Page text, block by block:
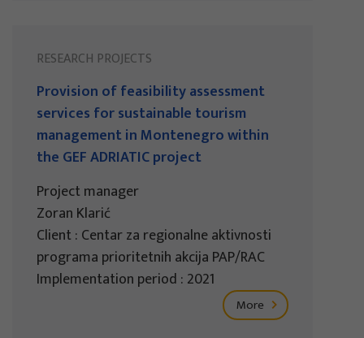
RESEARCH PROJECTS
Provision of feasibility assessment
services for sustainable tourism
management in Montenegro within
the GEF ADRIATIC project
Project manager
Zoran Klarić
Client : Centar za regionalne aktivnosti
programa prioritetnih akcija PAP/RAC
Implementation period : 2021
More